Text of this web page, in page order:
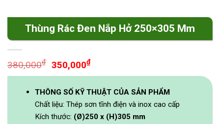
Thùng Rác Đen Nắp Hở 250×305 Mm
380,000₫
Original
price
was:
380,000₫.
350,000₫Current
price
is:
350,000₫.
THÔNG SỐ KỸ THUẬT CỦA SẢN PHẨM
Chất liệu: Thép sơn tĩnh điện và inox cao cấp
Kích thước: (Ø)250 x (H)305 mm